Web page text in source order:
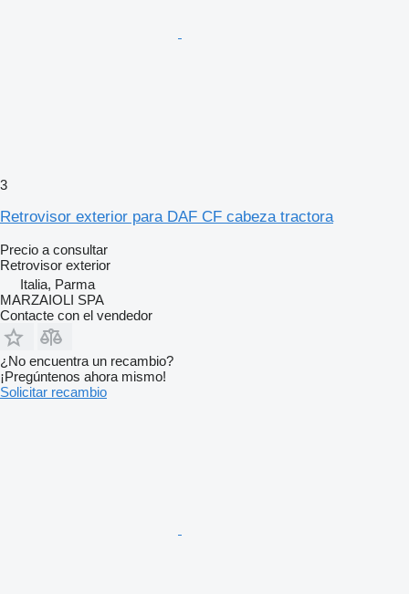
3
Retrovisor exterior para DAF CF cabeza tractora
Precio a consultar
Retrovisor exterior
Italia, Parma
MARZAIOLI SPA
Contacte con el vendedor
¿No encuentra un recambio?
¡Pregúntenos ahora mismo!
Solicitar recambio